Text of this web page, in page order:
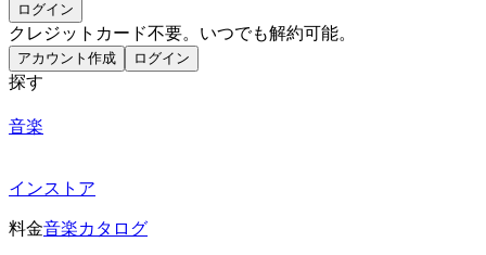
ログイン
クレジットカード不要。いつでも解約可能。
アカウント作成 ログイン
探す
音楽
インストア
料金音楽カタログ